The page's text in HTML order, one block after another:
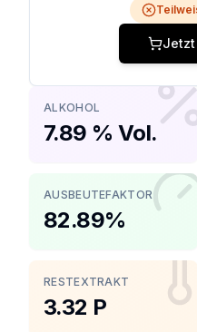
ALKOHOL
7.89 % Vol.
AUSBEUTEFAKTOR
82.89%
RESTEXTRAKT
3.32 P